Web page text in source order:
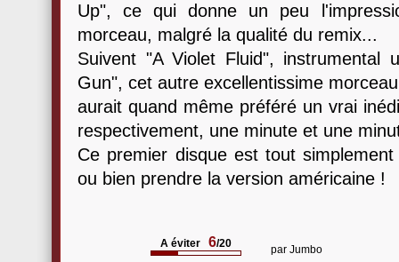
Up", ce qui donne un peu
morceau, malgré la qualité du remix...
Suivent "A Violet Fluid",
Gun", cet autre excellentissime
aurait quand même préféré un vrai
respectivement, une minute et une
Ce premier disque est tout
ou bien prendre la version américaine !
A éviter 6/20 par Jumbo